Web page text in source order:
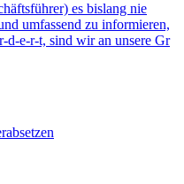
es bislang nie
umfassend zu informieren,
d-e-r-t, sind wir an unsere Gr